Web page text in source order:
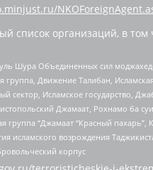
список организаций, в том
Шура Объединенных сил
группа, Движение Талибан,
сектор, Исламское государство,
Джамаат, Рохнамо ба
группа “Джамаат “Красный
исламского возрождения
корпус